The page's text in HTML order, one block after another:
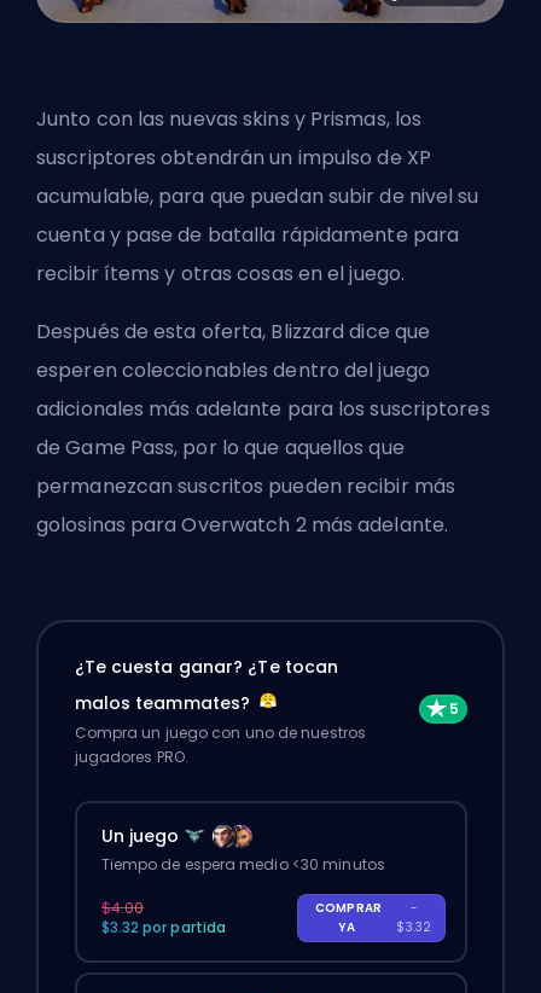
Junto con las nuevas skins y Prismas, los
suscriptores obtendrán un impulso de XP
acumulable, para que puedan subir de nivel su
cuenta y pase de batalla rápidamente para
recibir ítems y otras cosas en el juego.
Después de esta oferta, Blizzard dice que
esperen coleccionables dentro del juego
adicionales más adelante para los suscriptores
de Game Pass, por lo que aquellos que
permanezcan suscritos pueden recibir más
golosinas para Overwatch 2 más adelante.
¿Te cuesta ganar? ¿Te tocan
malos teammates?
Compra un juego con uno de nuestros
jugadores PRO.
Un juego
Tiempo de espera medio <30 minutos
$4.00
$3.32 por partida
COMPRAR
YA
-
$3.32